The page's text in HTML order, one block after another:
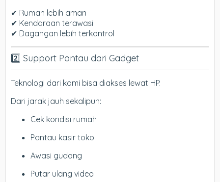
✔ Rumah lebih aman
✔ Kendaraan terawasi
✔ Dagangan lebih terkontrol
2️⃣ Support Pantau dari Gadget
Teknologi dari kami bisa diakses lewat HP.
Dari jarak jauh sekalipun:
Cek kondisi rumah
Pantau kasir toko
Awasi gudang
Putar ulang video